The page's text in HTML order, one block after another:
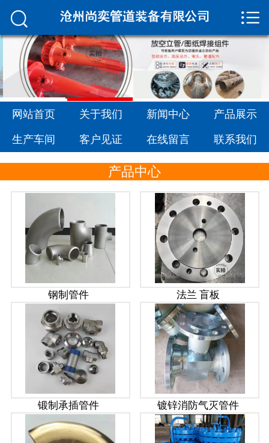
 网站首页
关于我们
新闻中心
产品展示
生产车间
在线留言
联系我们


网站首页 关于我们 新闻中心 产品展示
生产车间 客户见证 在线留言 联系我们
产品中心
钢制管件 法兰 盲板
锻制承插管件 镀锌消防气灭管件